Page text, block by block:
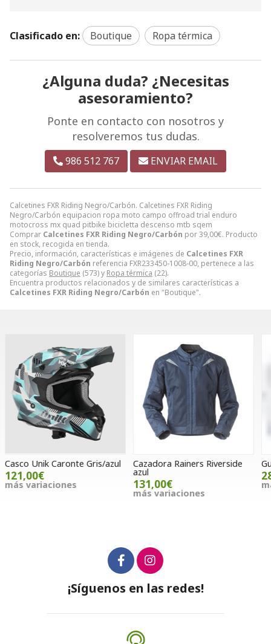
Calcetines FXR Riding Negro/Carbón. Calcetines FXR Riding
Negro/Carbón equipacion ropa moto campo offroad trial enduro
motocross mx quad pitbike bicicletta descenso mtb sqem
Comprar Calcetines FXR Riding Negro/Carbón por39,00€. Producto
en stock, recogida en tienda.
Precio, información, características e imágenes de Calcetines FXR
Riding Negro/Carbón referencia FXR233450-1008-00, pertenece a las
categorías Boutique (573) y Ropa térmica (22).
Encuentra productos relacionados y de similares características a
Calcetines FXR Riding Negro/Carbón en "Boutique".
Clasificado en: Boutique Ropa térmica
¿Alguna duda? ¿Necesitas
asesoramiento?
Ponte en contacto con nosotros y
resolveremos tus dudas.
986 512 767 ENVIAR EMAIL
Cazadora Rainers Riverside
azul
131,00€
Guantes Answer Airlite azul
28,00€
más variaciones
¡Síguenos en las redes!